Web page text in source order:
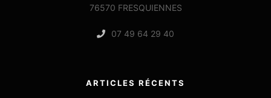
76570 FRESQUIENNES
07 49 64 29 40
ARTICLES RÉCENTS